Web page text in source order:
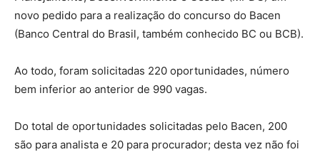
novo pedido para a realização do concurso do Bacen
(Banco Central do Brasil, também conhecido BC ou BCB).
Ao todo, foram solicitadas 220 oportunidades, número
bem inferior ao anterior de 990 vagas.
Do total de oportunidades solicitadas pelo Bacen, 200
são para analista e 20 para procurador; desta vez não foi